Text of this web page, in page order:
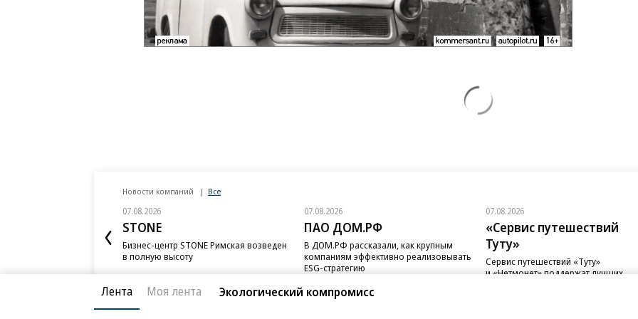
Новости компаний Все
07.08.2026
STONE
Бизнес-центр STONE Римская возведен
в полную высоту
07.08.2026
ПАО ДОМ.РФ
В ДОМ.РФ рассказали, как крупным
компаниям эффективно реализовывать
ESG-стратегию
07.08.2026
«Сервис путешествий
Туту»
Сервис путешествий «Туту»
и «Нетмонет» поддержат лучших
Лента Моя лента Экологический компромисс